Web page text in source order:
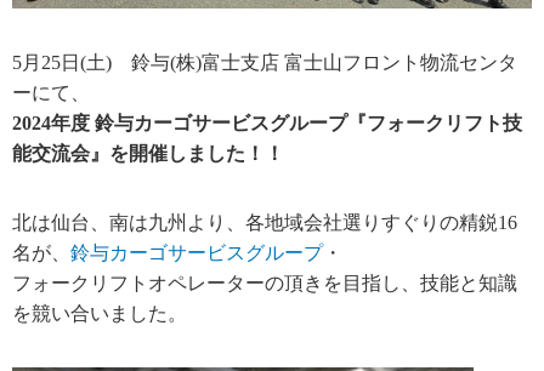
5月25日(土) 鈴与(株)富士支店 富士山フロント物流センタ
ーにて、
2024年度 鈴与カーゴサービスグループ『フォークリフト技
能交流会』を開催しました！！
北は仙台、南は九州より、各地域会社選りすぐりの精鋭16
名が、 鈴与カーゴサービスグループ・
フォークリフトオペレーターの頂きを目指し、技能と知識
を競い合いました。